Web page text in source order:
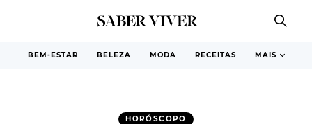
BEM-ESTAR BELEZA MODA RECEITAS MAIS
HORÓSCOPO